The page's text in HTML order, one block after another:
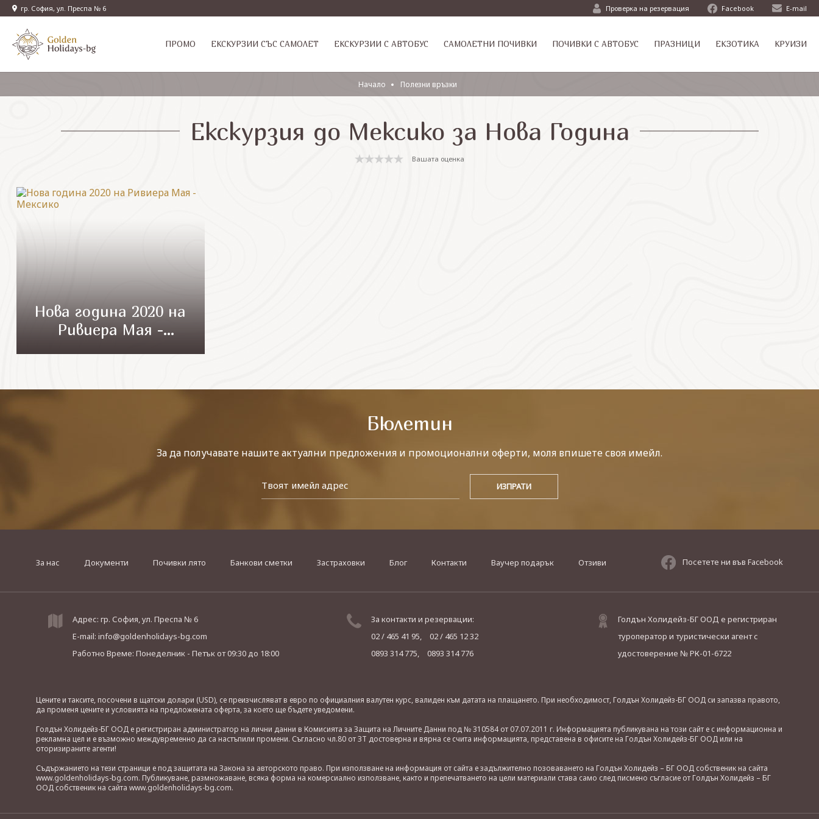
гр. София, ул. Преспа № 6 Проверка на резервация Facebook E-mail
ПРОМО EКСКУРЗИИ СЪС САМОЛЕТ ЕКСКУРЗИИ С АВТОБУС САМОЛЕТНИ ПОЧИВКИ ПОЧИВКИ С АВТОБУС ПРАЗНИЦИ ЕКЗОТИКА КРУИЗИ
Начало Полезни връзки
Екскурзия до Мексико за Нова Година
Вашата оценка
Нова година 2020 на
Ривиера Мая -
Бюлетин
За да получавате нашите актуални предложения и промоционални оферти, моля впишете своя имейл.
За нас Документи Почивки лято Банкови сметки Застраховки Блог Контакти Ваучер подарък Отзиви Посетете ни във Facebook
Адрес: гр. София, ул. Преспа № 6
E-mail: info@goldenholidays-bg.com
Работно Време: Понеделник - Петъкот 09:30 до 18:00
За контакти и резервации:
02 / 465 41 95,
02 / 465 12 32
0893 314 775,
0893 314 776
Голдън Холидейз-БГ ООД е регистриран
туроператор и туристически агент с
удостоверение № РК-01-6722
Цените и таксите, посочени в щатски долари (USD), се преизчисляват в евро по официалния валутен курс, валиден към датата на плащането. При необходимост, Голдън Холидейз-БГ ООД си запазва правото,
да променя цените и условията на предложената оферта, за което ще бъдете уведомени.
Голдън Холидейз-БГ ООД е регистриран администратор на лични данни в Комисията за Защита на Личните Данни под № 310584 от 07.07.2011 г. Информацията публикувана на този сайт е с информационна и
рекламна цел и е възможно междувременно да са настъпили промени. Съгласно чл.80 от ЗТ достоверна и вярна се счита информацията, представена в офисите на Голдън Холидейз-БГ ООД или на
оторизираните агенти!
Съдържанието на тези страници е под защитата на Закона за авторското право. При използване на информация от сайта е задължително позоваването на Голдън Холидейз – БГ ООД собственик на сайта
www.goldenholidays-bg.com. Публикуване, размножаване, всяка форма на комерсиално използване, както и препечатването на цели материали става само след писмено съгласие от Голдън Холидейз – БГ
ООД собственик на сайта www.goldenholidays-bg.com.